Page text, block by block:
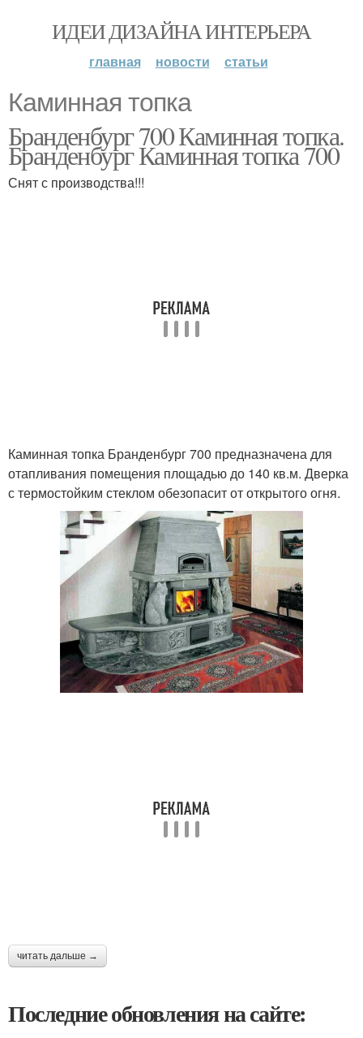
ИДЕИ ДИЗАЙНА ИНТЕРЬЕРА
главная новости статьи
Каминная топка
Бранденбург 700 Каминная топка.
Бранденбург Каминная топка 700
Снят с производства!!!
Каминная топка Бранденбург 700 предназначена для
отапливания помещения площадью до 140 кв.м. Дверка
с термостойким стеклом обезопасит от открытого огня.
читать дальше →
Последние обновления на сайте: